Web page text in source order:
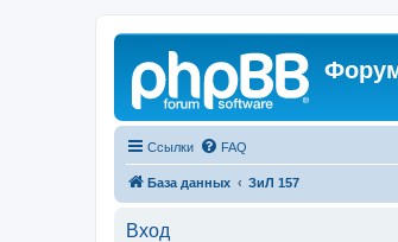
Ссылки FAQ
База данных ЗиЛ 157
Вход